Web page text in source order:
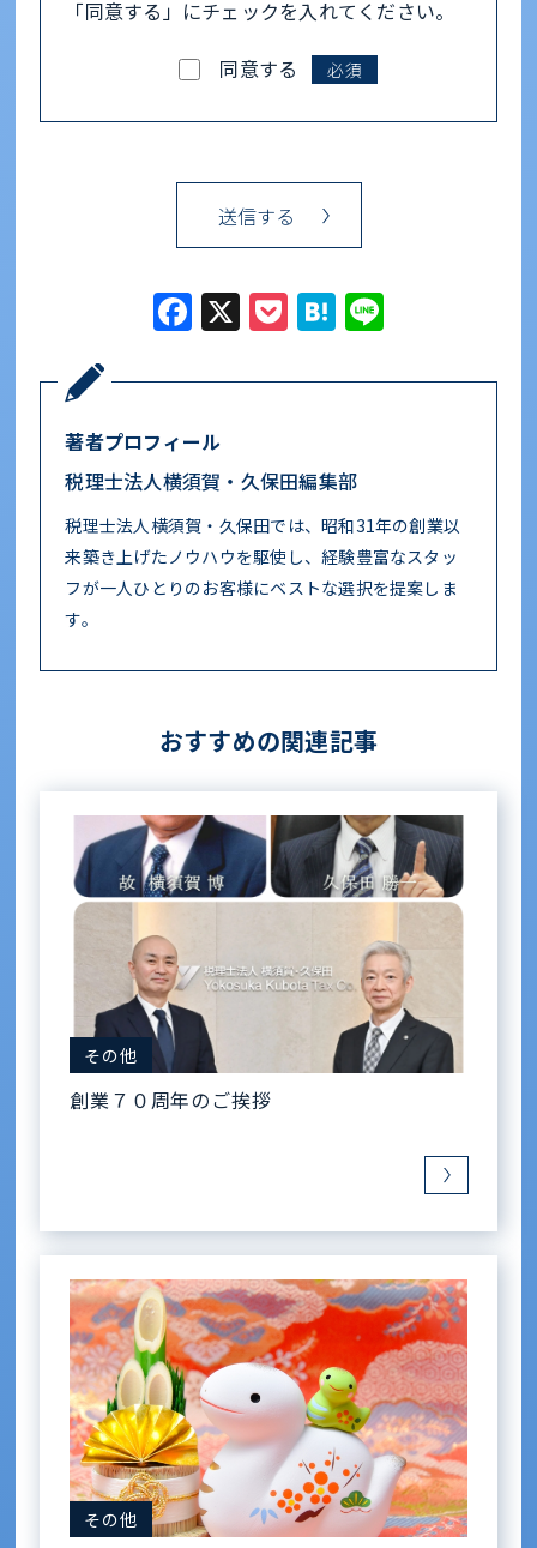
「同意する」にチェックを入れてください。
同意する
必須
Facebook
X PocketHatena
著者プロフィール
税理士法人横須賀・久保田編集部
税理士法人横須賀・久保田では、昭和31年の創業以
来築き上げたノウハウを駆使し、経験豊富なスタッ
フが一人ひとりのお客様にベストな選択を提案しま
す。
おすすめの関連記事
その他
創業７０周年のご挨拶
その他